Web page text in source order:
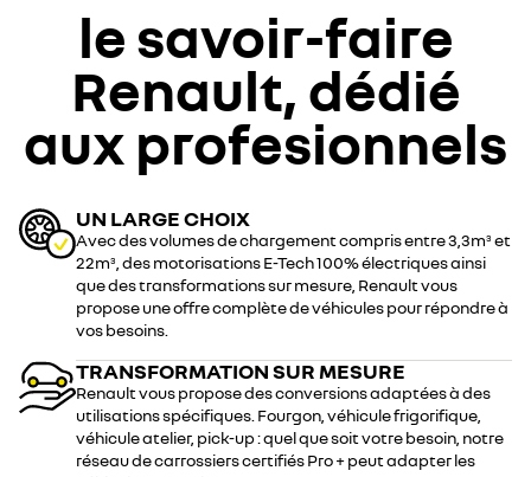
le savoir-faire
Renault, dédié
aux profesionnels
UN LARGE CHOIX
Avec des volumes de chargement compris entre 3,3m3 et
22m3 , des motorisations E-Tech 100% électriques ainsi
que des transformations sur mesure, Renault vous
propose une offre complète de véhicules pour répondre à
vos besoins.
TRANSFORMATION SUR MESURE
Renault vous propose des conversions adaptées à des
utilisations spécifiques. Fourgon, véhicule frigorifique,
véhicule atelier, pick-up : quel que soit votre besoin, notre
réseau de carrossiers certifiés Pro + peut adapter les